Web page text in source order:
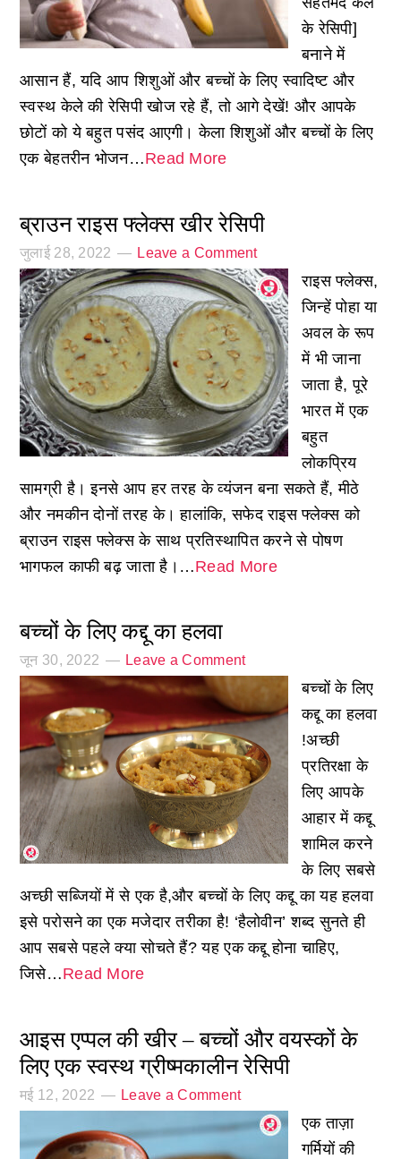
के रेसिपी]
बनाने में
आसान हैं, यदि आप शिशुओं और बच्चों के लिए स्वादिष्ट और
स्वस्थ केले की रेसिपी खोज रहे हैं, तो आगे देखें! और आपके
छोटों को ये बहुत पसंद आएगी। केला शिशुओं और बच्चों के लिए
एक बेहतरीन भोजन…Read More
ब्राउन राइस फ्लेक्स खीर रेसिपी
जुलाई 28, 2022 Leave a Comment
राइस फ्लेक्स,
जिन्हें पोहा या
अवल के रूप
में भी जाना
जाता है, पूरे
भारत में एक
बहुत
लोकप्रिय
सामग्री है। इनसे आप हर तरह के व्यंजन बना सकते हैं, मीठे
और नमकीन दोनों तरह के। हालांकि, सफेद राइस फ्लेक्स को
ब्राउन राइस फ्लेक्स के साथ प्रतिस्थापित करने से पोषण
भागफल काफी बढ़ जाता है।…Read More
बच्चों के लिए कद्दू का हलवा
जून 30, 2022 Leave a Comment
बच्चों के लिए
कद्दू का हलवा
!अच्छी
प्रतिरक्षा के
लिए आपके
आहार में कद्दू
शामिल करने
के लिए सबसे
अच्छी सब्जियों में से एक है,और बच्चों के लिए कद्दू का यह हलवा
इसे परोसने का एक मजेदार तरीका है! ‘हैलोवीन’ शब्द सुनते ही
आप सबसे पहले क्या सोचते हैं? यह एक कद्दू होना चाहिए,
जिसे…Read More
आइस एप्पल की खीर – बच्चों और वयस्कों के
लिए एक स्वस्थ ग्रीष्मकालीन रेसिपी
मई 12, 2022 Leave a Comment
एक ताज़ा
गर्मियों की